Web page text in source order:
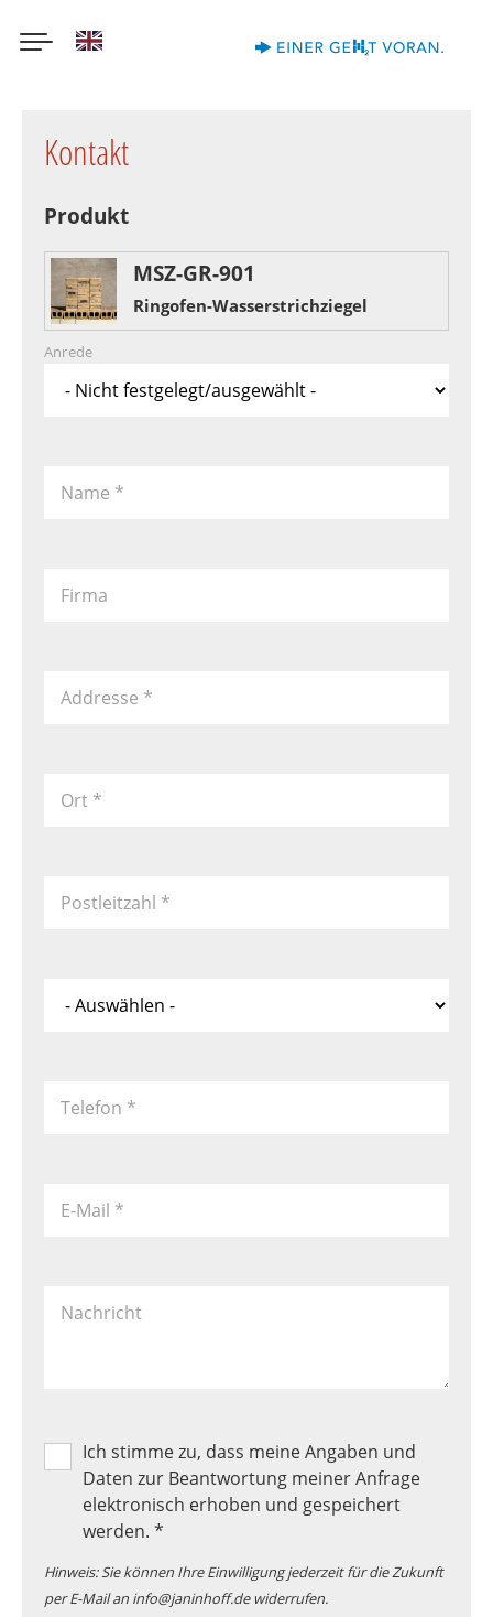
Kontakt
Produkt
MSZ-GR-901
Ringofen-Wasserstrichziegel
Anrede
Name *
Firma
Addresse *
Ort *
Postleitzahl *
Telefon *
E-Mail *
Nachricht
Produkt
FavoritenIch stimme zu, dass meine Angaben und
Daten zur Beantwortung meiner Anfrage
elektronisch erhoben und gespeichert
werden. *
Hinweis: Sie können Ihre Einwilligung jederzeit für die Zukunft
per E-Mail an info@janinhoff.de widerrufen.